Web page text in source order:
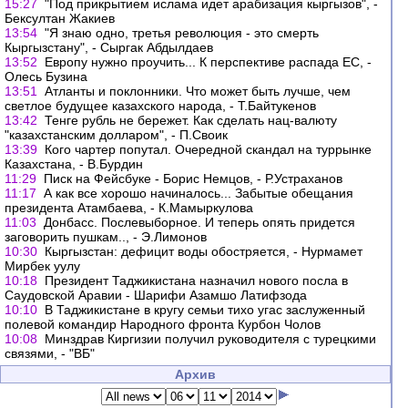
15:27 "Под прикрытием ислама идет арабизация кыргызов", -
Бексултан Жакиев
13:54 "Я знаю одно, третья революция - это смерть
Кыргызстану", - Сыргак Абдылдаев
13:52
Европу нужно проучить... К перспективе распада ЕС, -
Олесь Бузина
13:51
Атланты и поклонники. Что может быть лучше, чем
светлое будущее казахского народа, - Т.Байтукенов
13:42 Тенге рубль не бережет. Как сделать нац-валюту
"казахстанским долларом", - П.Своик
13:39 Кого чартер попутал. Очередной скандал на туррынке
Казахстана, - В.Бурдин
11:29 Писк на Фейсбуке - Борис Немцов, - Р.Устраханов
11:17 А как все хорошо начиналось... Забытые обещания
президента Атамбаева, - К.Мамыркулова
11:03
Донбасс. Послевыборное. И теперь опять придется
заговорить пушкам.., - Э.Лимонов
10:30 Кыргызстан: дефицит воды обостряется, - Нурмамет
Мирбек уулу
10:18 Президент Таджикистана назначил нового посла в
Саудовской Аравии - Шарифи Азамшо Латифзода
10:10 В Таджикистане в кругу семьи тихо угас заслуженный
полевой командир Народного фронта Курбон Чолов
10:08 Минздрав Киргизии получил руководителя с турецкими
связями, - "ВБ"
Архив